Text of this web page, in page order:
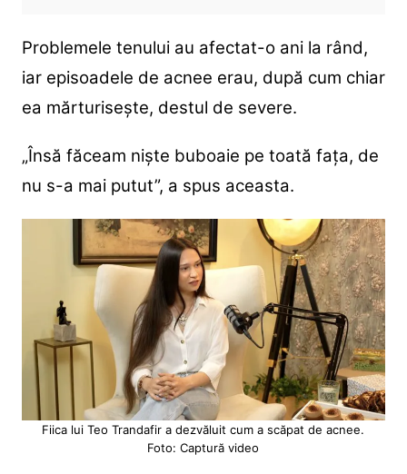
Problemele tenului au afectat-o ani la rând,
iar episoadele de acnee erau, după cum chiar
ea mărturisește, destul de severe.
„Însă făceam niște buboaie pe toată fața, de
nu s-a mai putut”, a spus aceasta.
Fiica lui Teo Trandafir a dezvăluit cum a scăpat de acnee.
Foto: Captură video